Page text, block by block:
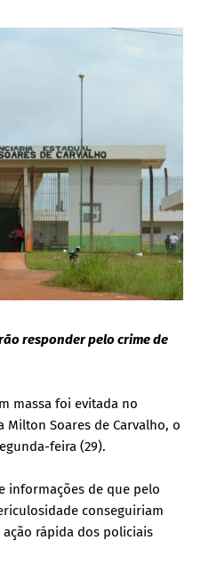
responder pelo crime de
massa foi evitada no
Milton Soares de Carvalho, o
feira (29).
informações de que pelo
conseguiriam
rápida dos policiais